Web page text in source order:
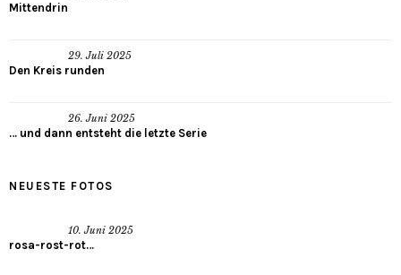
Mittendrin
29. Juli 2025
Den Kreis runden
26. Juni 2025
… und dann entsteht die letzte Serie
NEUESTE FOTOS
10. Juni 2025
rosa-rost-rot…